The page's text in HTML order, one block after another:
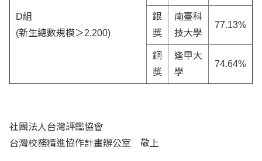
D組
(新生總數規模＞2,200)
銀
獎
南臺科
技大學
77.13%
銅
獎
逢甲大
學
74.64%
社團法人台灣評鑑協會
台灣校務精進協作計畫辦公室 敬上